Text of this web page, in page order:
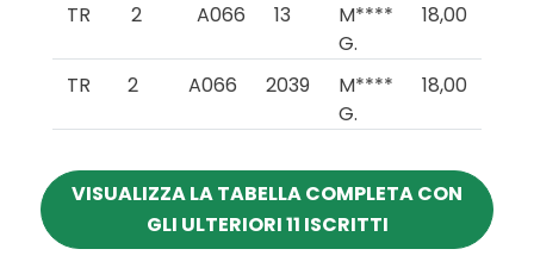
TR
2 A066 13
M****
G.
18,00
TR 2 A066 2039
M****
G.
18,00
VISUALIZZA LA TABELLA COMPLETA CON
GLI ULTERIORI 11 ISCRITTI